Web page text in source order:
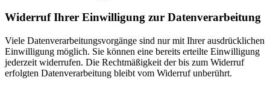
Widerruf Ihrer Einwilligung zur Datenverarbeitung
Viele Datenverarbeitungsvorgänge sind nur mit Ihrer ausdrücklichen
Einwilligung möglich. Sie können eine bereits erteilte Einwilligung
jederzeit widerrufen. Die Rechtmäßigkeit der bis zum Widerruf
erfolgten Datenverarbeitung bleibt vom Widerruf unberührt.